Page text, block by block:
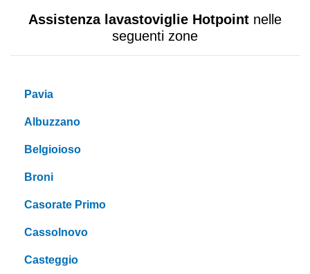
Assistenza lavastoviglie Hotpoint nelle
seguenti zone
Pavia
Albuzzano
Belgioioso
Broni
Casorate Primo
Cassolnovo
Casteggio